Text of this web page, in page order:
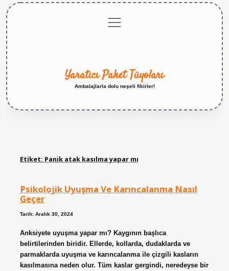
menüyü
aç
Yaratıcı Paket Tüyoları
Ambalajlarla dolu neşeli fikirler!
Etiket: Panik atak kasılma yapar mı
Psikolojik Uyuşma Ve Karıncalanma Nasıl
Geçer
Tarih: Aralık 30, 2024
Anksiyete uyuşma yapar mı? Kaygının başlıca
belirtilerinden biridir. Ellerde, kollarda, dudaklarda ve
parmaklarda uyuşma ve karıncalanma ile çizgili kasların
kasılmasına neden olur. Tüm kaslar gergindi, neredeyse bir